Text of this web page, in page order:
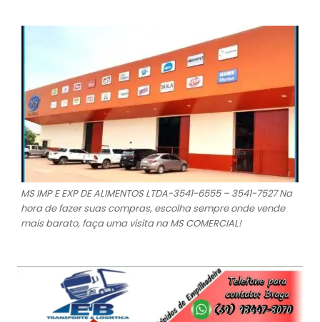
MS IMP E EXP DE ALIMENTOS LTDA-3541-6555 – 3541-7527 Na
hora de fazer suas compras, escolha sempre onde vende
mais barato, faça uma visita na MS COMERCIAL!